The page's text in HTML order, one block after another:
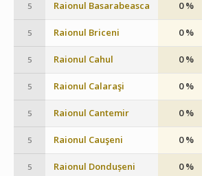
5 Raionul Basarabeasca 0 %
5 Raionul Briceni 0 %
5 Raionul Cahul 0 %
5 Raionul Calaraşi 0 %
5 Raionul Cantemir 0 %
5 Raionul Cauşeni 0 %
5 Raionul Dondușeni 0 %